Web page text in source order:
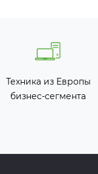
Техника из Европы
бизнес-сегмента